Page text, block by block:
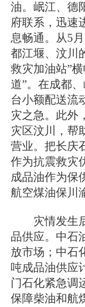
油。岷江、德
府联系，迅速
息畅通。从5
都江堰、汶川
救灾加油站”
道”。在成都
台小额配送流
灾之急。此外
灾区汶川，帮
营业。把长庆
作为抗震救灾
成品油作为保
航空煤油保川
灾情发生后
品供应。中石
放市场；中石
吨成品油供应
门石化紧急调
保障柴油和航